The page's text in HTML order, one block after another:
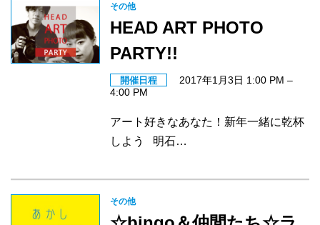
その他
HEAD ART PHOTO
PARTY!!
開催日程 2017年1月3日 1:00 PM –
4:00 PM
アート好きなあなた！新年一緒に乾杯
しよう 明石…
その他